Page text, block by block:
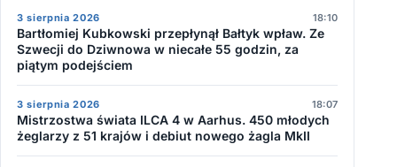
3 sierpnia 2026 18:10
Bartłomiej Kubkowski przepłynął Bałtyk wpław. Ze
Szwecji do Dziwnowa w niecałe 55 godzin, za
piątym podejściem
3 sierpnia 2026 18:07
Mistrzostwa świata ILCA 4 w Aarhus. 450 młodych
żeglarzy z 51 krajów i debiut nowego żagla MkII